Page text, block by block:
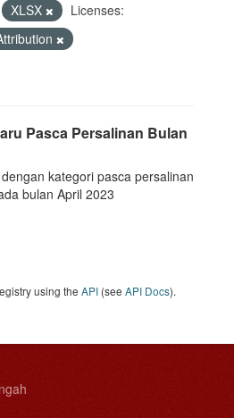
XLSX
Licenses:
Pasca Persalinan Bulan
kategori pasca persalinan
bulan April 2023
using the API (see API Docs).